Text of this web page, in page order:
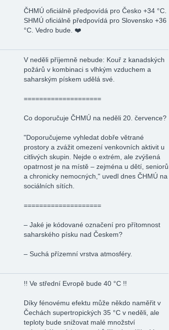
ČHMÚ oficiálně předpovídá pro Česko +34 °C.
SHMÚ oficiálně předpovídá pro Slovensko +36
°C. Vedro bude. ❤️‍
V neděli příjemně nebude: Kouř z kanadských
požárů v kombinaci s vlhkým vzduchem a
saharským pískem udělá své.
====­======­======­====
Co doporučuje ČHMÚ na neděli 20. července?
"Doporučujeme vyhledat dobře větrané
prostory a zvážit omezení venkovních aktivit u
citlivých skupin. Nejde o extrém, ale zvýšená
opatrnost je na místě – zejména u dětí, seniorů
a chronicky nemocných," uvedl dnes ČHMÚ na
sociálních sítích.
====­======­======­====
– Jaké je kódované označení pro přítomnost
saharského písku nad Českem?
– Suchá přízemní vrstva atmosféry.
!! Ve střední Evropě bude 40 °C !!
Díky fénovému efektu může někdo naměřit v
Čechách supertropických 35 °C v neděli, ale
teploty bude snižovat malé množství